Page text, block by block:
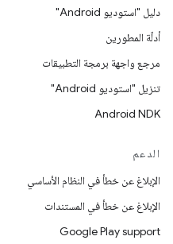
دليل "استوديو Android"
أدلّة المطورين
مرجع واجهة برمجة التطبيقات
تنزيل "استوديو Android"
Android NDK
الدعم
الإبلاغ عن خطأ في النظام الأساسي
الإبلاغ عن خطأ في المستندات
Google Play support